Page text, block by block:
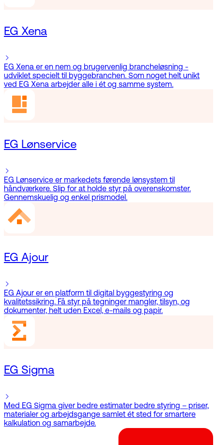
EG Xena
EG Xena er en nem og brugervenlig brancheløsning -
udviklet specielt til byggebranchen. Som noget helt unikt
ved EG Xena arbejder alle i ét og samme system.
EG Lønservice
EG Lønservice er markedets førende lønsystem til
håndværkere. Slip for at holde styr på overenskomster.
Gennemskuelig og enkel prismodel.
EG Ajour
EG Ajour er en platform til digital byggestyring og
kvalitetssikring. Få styr på tegninger mangler, tilsyn, og
dokumenter, helt uden Excel, e-mails og papir.
EG Sigma
Med EG Sigma giver bedre estimater bedre styring – priser,
materialer og arbejdsgange samlet ét sted for smartere
kalkulation og samarbejde.